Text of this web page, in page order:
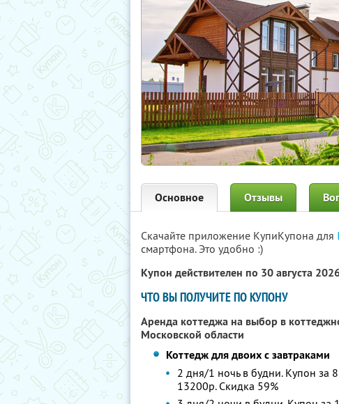
Основное Отзывы
Скачайте приложение КупиКупона для
смартфона. Это удобно :)
Купон действителен по 30 августа
ЧТО ВЫ ПОЛУЧИТЕ ПО КУПОНУ
Аренда коттеджа на выбор в
Московской области
Коттедж для двоих с завтраками
2 дня/1 ночь в будни. Купон за
13200р. Скидка 59%